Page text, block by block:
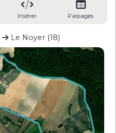
Insérer Passages
Le Noyer (18)